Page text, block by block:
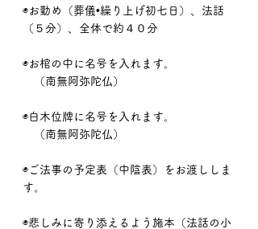
◉お勤め（葬儀•繰り上げ初七日）、法話
（５分）、全体で約４０分
◉お棺の中に名号を入れます。
（南無阿弥陀仏）
◉白木位牌に名号を入れます。
（南無阿弥陀仏）
◉ご法事の予定表（中陰表）をお渡ししま
す。
◉悲しみに寄り添えるよう施本（法話の小